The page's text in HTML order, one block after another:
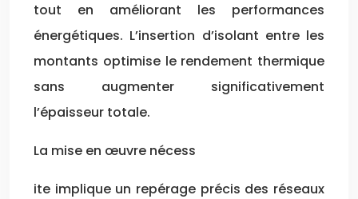
tout en améliorant les performances
énergétiques. L’insertion d’isolant entre les
montants optimise le rendement thermique
sans augmenter significativement
l’épaisseur totale.
La mise en œuvre nécess
ite implique un repérage précis des réseaux